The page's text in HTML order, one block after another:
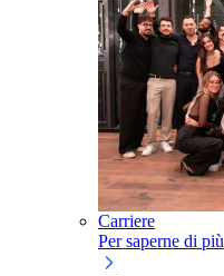
Carriere
Per saperne di più